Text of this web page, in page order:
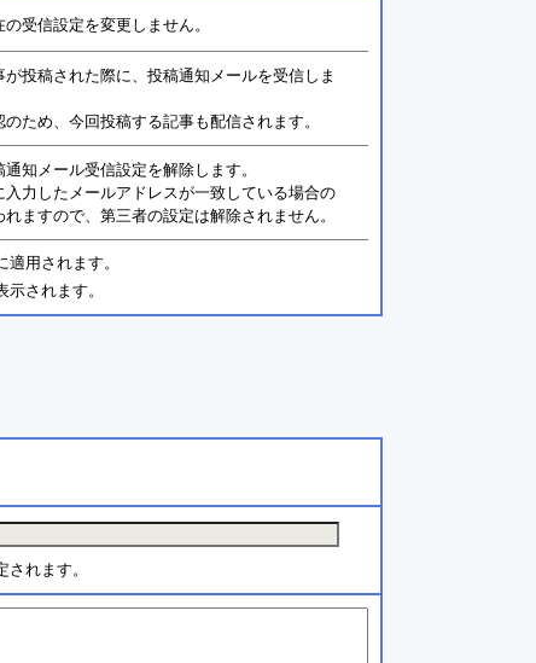
受信設定を変更しません。
投稿された際に、投稿通知メールを受信しま
ため、今回投稿する記事も配信されます。
知メール受信設定を解除します。
力したメールアドレスが一致している場合の
ますので、第三者の設定は解除されません。
用されます。
されます。
れます。